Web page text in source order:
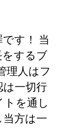
す！ 当
するブ
理人はフ
一切行
を通し
方は一